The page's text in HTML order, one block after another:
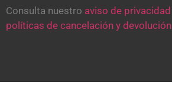
Consulta nuestro aviso de privacidad
políticas de cancelación y devolución